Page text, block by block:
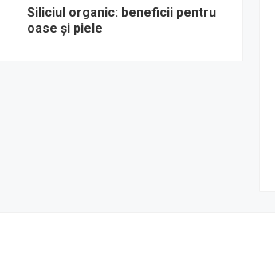
Siliciul organic: beneficii pentru
oase și piele